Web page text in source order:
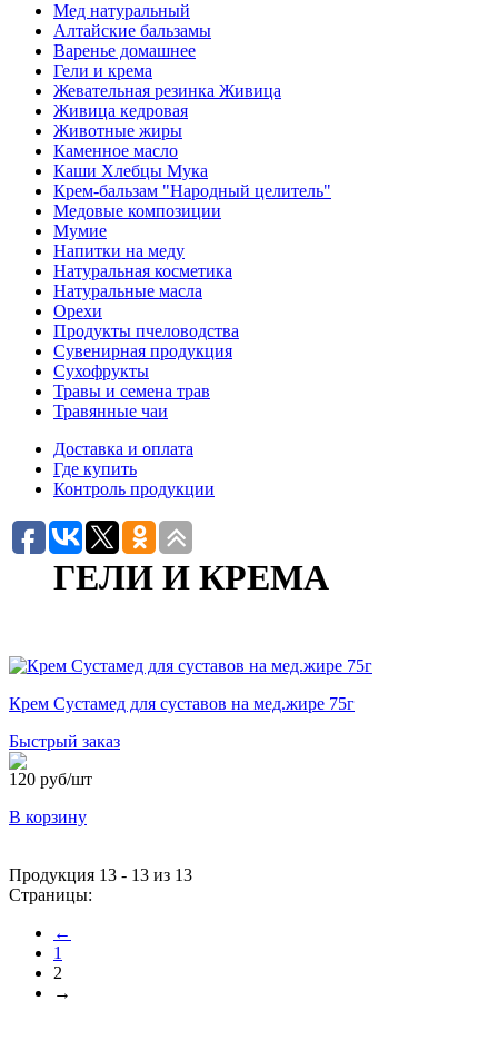
Мед натуральный
Алтайские бальзамы
Варенье домашнее
Гели и крема
Жевательная резинка Живица
Живица кедровая
Животные жиры
Каменное масло
Каши Хлебцы Мука
Крем-бальзам "Народный целитель"
Медовые композиции
Мумие
Напитки на меду
Натуральная косметика
Натуральные масла
Орехи
Продукты пчеловодства
Сувенирная продукция
Сухофрукты
Травы и семена трав
Травянные чаи
Доставка и оплата
Где купить
Контроль продукции
ГЕЛИ И КРЕМА
Крем Сустамед для суставов на мед.жире 75г
Быстрый заказ
120 руб/шт
В корзину
Продукция 13 - 13 из 13
Страницы:
←
1
2
→